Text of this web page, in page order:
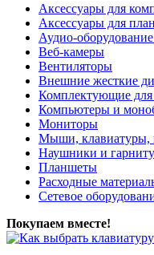
Аксессуары для
Аксессуары для
Аудио-
Веб-камеры
Вентиляторы
Внешние жесткие
Комплектующие
Компьютеры и
Мониторы
Мыши, клавиатуры,
Наушники и
Планшеты
Расходные
Сетевое
Покупаем вместе!